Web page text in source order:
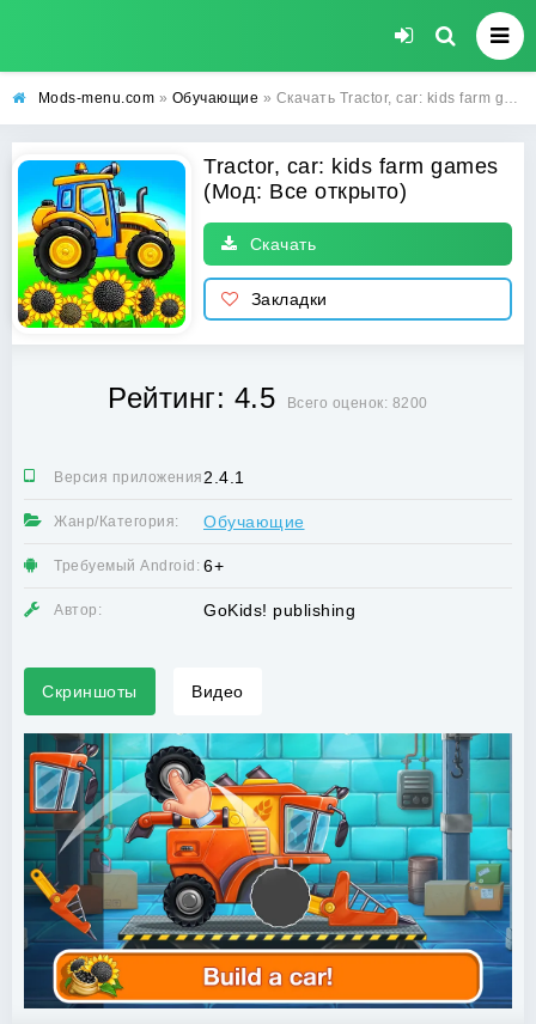
Mods-menu.com » Обучающие » Скачать Tractor, car: kids farm games Взлом (Все открыто) на Андроид
Tractor, car: kids farm games
(Мод: Все открыто)
Скачать
Закладки
Рейтинг: 4.5 Всего оценок: 8200
Версия приложения:2.4.1
Жанр/Категория: Обучающие
Требуемый Android: 6+
Автор: GoKids! publishing
Скриншоты Видео